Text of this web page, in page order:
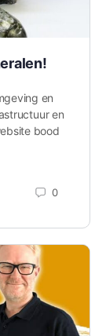
en
en
bood
0